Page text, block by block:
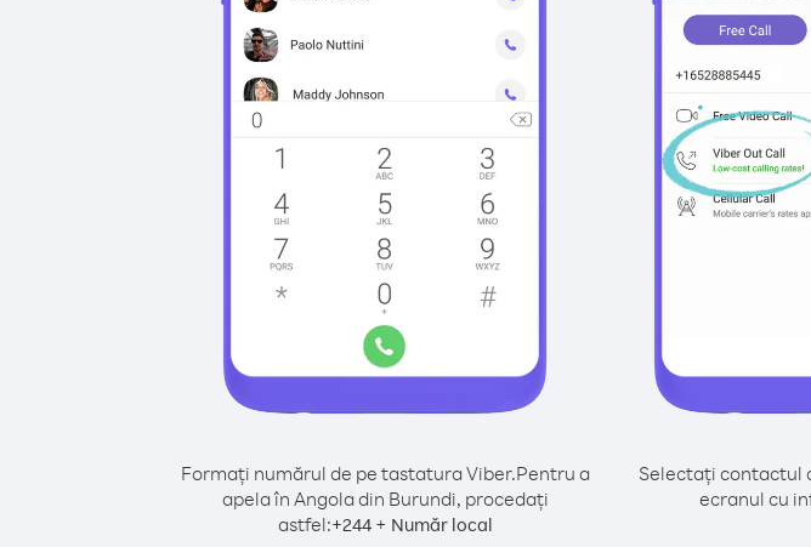
Formați numărul de pe tastatura Viber.Pentru a
apela în Angola din Burundi, procedați
astfel:+244+ Număr local
Selectați contactul
ecranul cu